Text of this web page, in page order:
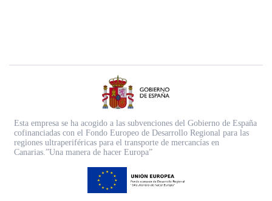
Esta empresa se ha acogido a las subvenciones del Gobierno de España
cofinanciadas con el Fondo Europeo de Desarrollo Regional para las
regiones ultraperiféricas para el transporte de mercancías en
Canarias.”Una manera de hacer Europa”